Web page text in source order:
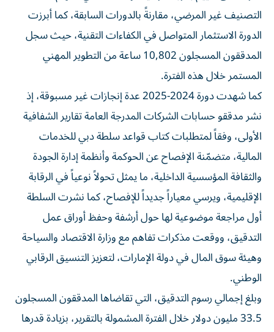
التصنيف غير المرضي، مقارنةً بالدورات السابقة، كما أبرزت
الدورة الاستثمار المتواصل في الكفاءات التقنية، حيث سجل
المدققون المسجلون 10,802 ساعة من التطوير المهني
المستمر خلال هذه الفترة.
كما شهدت دورة 2024-2025 عدة إنجازات غير مسبوقة، إذ
نشر مدققو حسابات الشركات المدرجة العامة تقارير الشفافية
الأولى، وفقاً لمتطلبات كتاب قواعد سلطة دبي للخدمات
المالية، متضمّنة الإفصاح عن الحوكمة وأنظمة إدارة الجودة
والثقافة المؤسسية الداخلية، ما يمثل تحولاً نوعياً في الرقابة
الإقليمية، ويرسي معياراً جديداً للإفصاح، كما نشرت السلطة
أول مراجعة موضوعية لها حول أرشفة وحفظ أوراق عمل
التدقيق، ووقعت مذكرات تفاهم مع وزارة الاقتصاد والسياحة
وهيئة سوق المال في دولة الإمارات، لتعزيز التنسيق الرقابي
الوطني.
وبلغ إجمالي رسوم التدقيق، التي تقاضاها المدققون المسجلون
33.5 مليون دولار خلال الفترة المشمولة بالتقرير، بزيادة قدرها